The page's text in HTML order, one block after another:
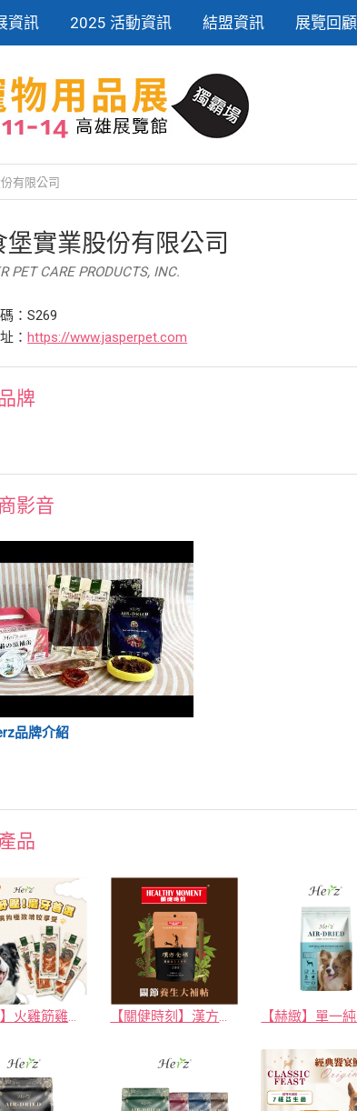
資訊 2025 活動資訊 結盟資訊 展覽回顧
有限公司
堡實業股份有限公司
PET CARE PRODUCTS, INC.
：S269
：https://www.jasperpet.com
牌
影音
品牌介紹
品
【赫緻】火雞筋雞肉零食 【關健時刻】漢方食補系列-關節養生大補帖